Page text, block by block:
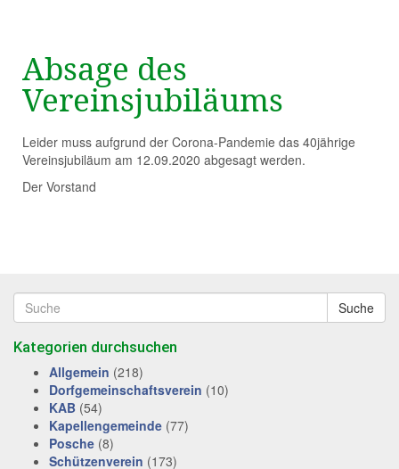
Absage des
Vereinsjubiläums
Leider muss aufgrund der Corona-Pandemie das 40jährige
Vereinsjubiläum am 12.09.2020 abgesagt werden.
Der Vorstand
Suche
Kategorien durchsuchen
Allgemein (218)
Dorfgemeinschaftsverein (10)
KAB (54)
Kapellengemeinde (77)
Posche (8)
Schützenverein (173)